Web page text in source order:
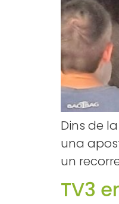
Dins de
una
un
TV3